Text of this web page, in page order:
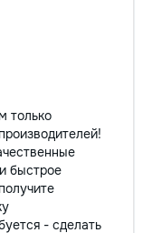
только
быстрое
- сделать